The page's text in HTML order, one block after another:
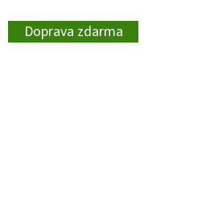
Doprava zdarma